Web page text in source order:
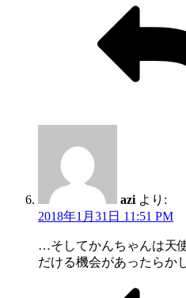
azi より:
2018年1月31日 11:51 PM
…そしてかんちゃんは天
だける機会があったらか